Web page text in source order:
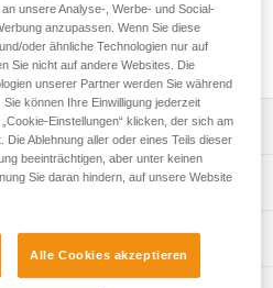
Form erleichtert das
hält den Karabiner
schützt die Schlinge vor Abrieb.
dank HDPE Konstruktion.
ein gutes Handling.
566, UIAA, UKCA
unsere Analyse-, Werbe- und Social-
anzupassen. Wenn Sie diese
oder ähnliche Technologien nur auf
Sie nicht auf andere Websites. Die
unserer Partner werden Sie während
können Ihre Einwilligung jederzeit
Einstellungen“ klicken, der sich am
Die Ablehnung aller oder eines Teils dieser
beeinträchtigen, aber unter keinen
Sie daran hindern, auf unsere Website
Alle Cookies akzeptieren